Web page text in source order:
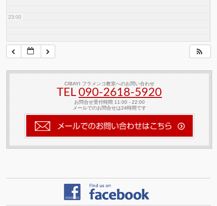
23:00
CIBAYI フラメンコ教室へのお問い合わせ
TEL090-2618‐5920
お問合せ受付時間 11:00 - 22:00
メールでのお問合せは24時間です